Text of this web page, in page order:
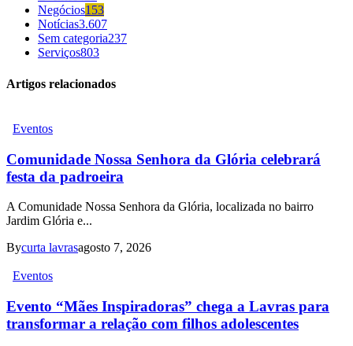
Negócios153
Notícias3.607
Sem categoria237
Serviços803
Artigos relacionados
Eventos
Comunidade Nossa Senhora da Glória celebrará
festa da padroeira
A Comunidade Nossa Senhora da Glória, localizada no bairro
Jardim Glória e...
Bycurta lavrasagosto 7, 2026
Eventos
Evento “Mães Inspiradoras” chega a Lavras para
transformar a relação com filhos adolescentes